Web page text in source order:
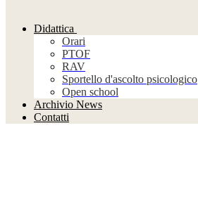
Didattica
Orari
PTOF
RAV
Sportello d'ascolto psicologico
Open school
Archivio News
Contatti